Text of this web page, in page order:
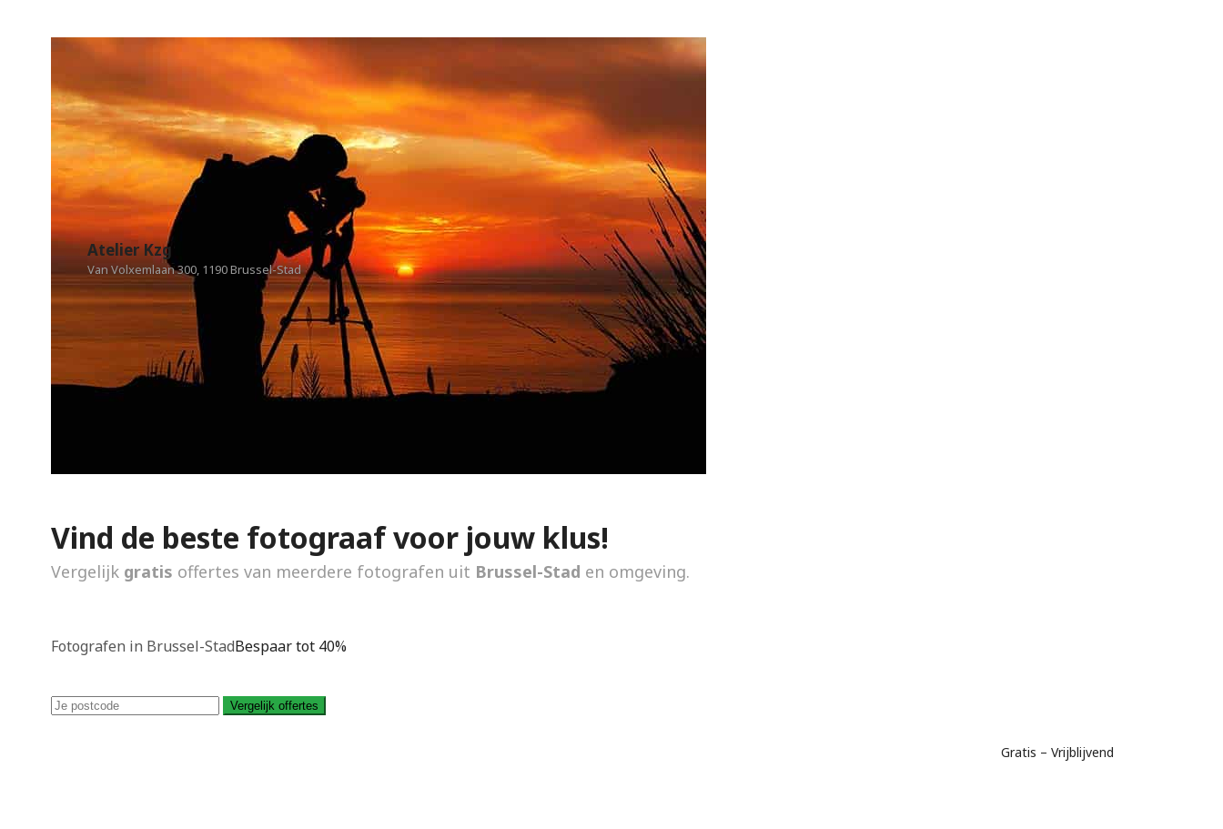
Atelier Kzg
Van Volxemlaan 300, 1190 Brussel-Stad
Vind de beste fotograaf voor jouw klus!
Vergelijk gratis offertes van meerdere fotografen uit Brussel-Stad en omgeving.
Fotografen in Brussel-StadBespaar tot 40%
Vergelijk offertes
Gratis – Vrijblijvend